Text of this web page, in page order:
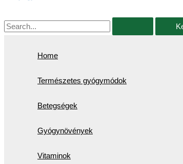
Search
Home
Természetes gyógymódok
Betegségek
Gyógynövények
Vitaminok